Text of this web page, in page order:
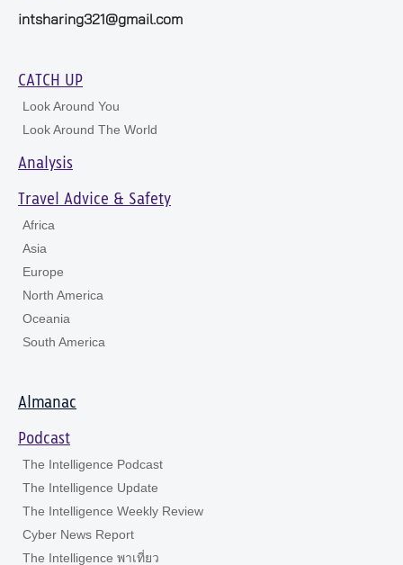
intsharing321@gmail.com
CATCH UP
Look Around You
Look Around The World
Analysis
Travel Advice & Safety
Africa
Asia
Europe
North America
Oceania
South America
Almanac
Podcast
The Intelligence Podcast
The Intelligence Update
The Intelligence Weekly Review
Cyber News Report
The Intelligence พาเที่ยว